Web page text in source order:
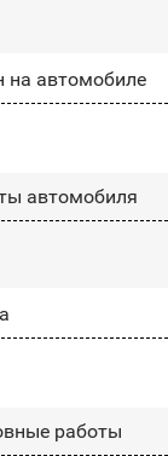
на автомобиле
автомобиля
работы